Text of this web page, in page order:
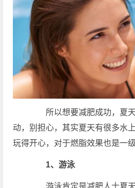
所以想要减肥成功，夏天
动，别担心，其实夏天有很多水
玩得开心，对于燃脂效果也是一级
1、游泳
游泳肯定是减肥人士夏天